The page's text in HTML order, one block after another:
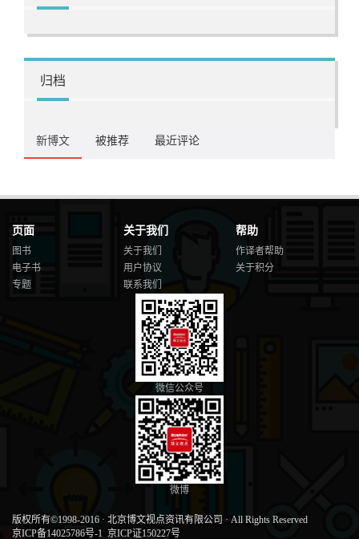
归档
新博文 被推荐 最近评论
页面
图书
电子书
专题
关于我们
关于我们
用户协议
联系我们
帮助
作译者帮助
关于积分
微信公众号
微博
版权所有©1998-2016 · 北京博文视点资讯有限公司 · All Rights Reserved
京ICP备14025786号-1 京ICP证150227号